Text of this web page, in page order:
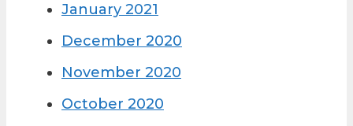
January 2021
December 2020
November 2020
October 2020